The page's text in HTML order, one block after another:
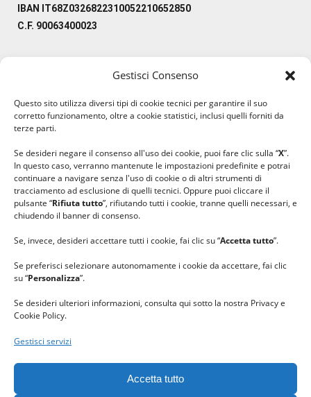
Gestisci Consenso
Questo sito utilizza diversi tipi di cookie tecnici per garantire il suo
corretto funzionamento, oltre a cookie statistici, inclusi quelli forniti da
terze parti.
Se desideri negare il consenso all'uso dei cookie, puoi fare clic sulla “X”.
In questo caso, verranno mantenute le impostazioni predefinite e potrai
continuare a navigare senza l'uso di cookie o di altri strumenti di
tracciamento ad esclusione di quelli tecnici. Oppure puoi cliccare il
pulsante “Rifiuta tutto”, rifiutando tutti i cookie, tranne quelli necessari, e
chiudendo il banner di consenso.
Se, invece, desideri accettare tutti i cookie, fai clic su “Accetta tutto”.
Se preferisci selezionare autonomamente i cookie da accettare, fai clic
su “Personalizza”.
Se desideri ulteriori informazioni, consulta qui sotto la nostra Privacy e
Cookie Policy.
Gestisci servizi
Accetta tutto
IBAN IT68Z0326822310052210652850
C.F. 90063400023
#lanaterapia
#ilcaloredellempatia